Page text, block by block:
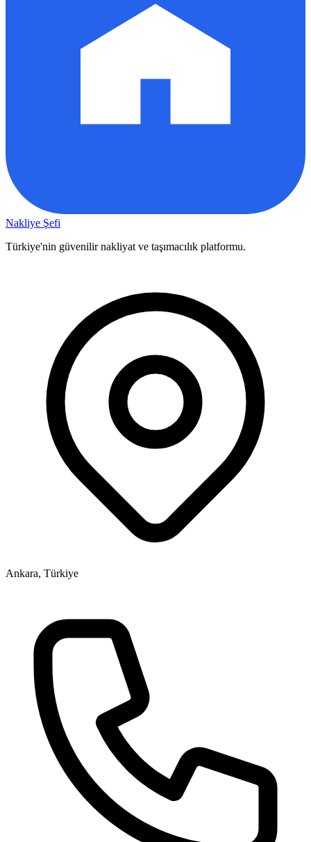
Nakliye Şefi
Türkiye'nin güvenilir nakliyat ve taşımacılık platformu.
Ankara, Türkiye